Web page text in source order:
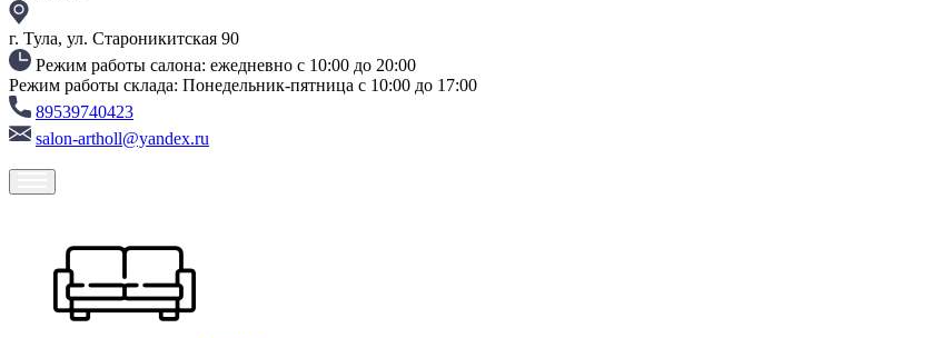
г. Тула, ул. Староникитская 90
Режим работы салона: ежедневно с 10:00 до 20:00
Режим работы склада: Понедельник-пятница с 10:00 до 17:00
89539740423
salon-artholl@yandex.ru